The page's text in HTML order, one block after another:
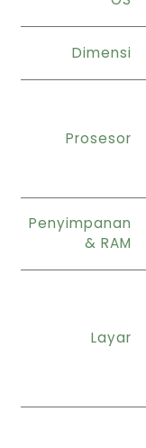
Dimensi
Prosesor
Penyimpanan
& RAM
Layar